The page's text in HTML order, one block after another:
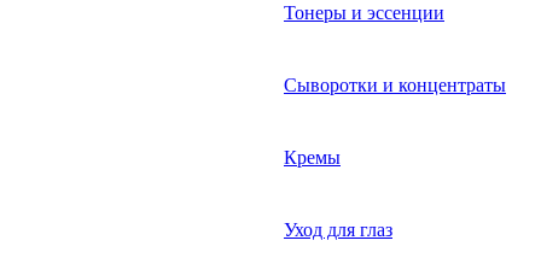
Тонеры и эссенции
Сыворотки и концентраты
Кремы
Уход для глаз